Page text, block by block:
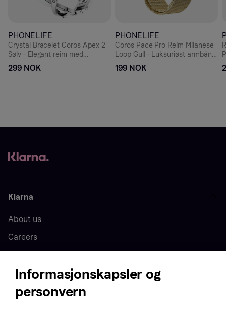
PHONELIFE
Crystal Bracelet Coros Apex 2
Sølv - Elegant reim med
glitrende steiner i stilfull design
299 NOK
PHONELIFE
Coros Pace Pro Reim Milanese
Loop Gull - Luksuriøst armbånd
med magnetisk lukking -
Rustfritt stål
199 NOK
Klarna
About us
Careers
Press
Home
Informasjonskapsler og
personvern